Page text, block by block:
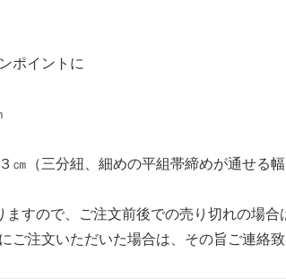
ポイントに
分紐、細めの平組帯締めが通せる幅に
すので、ご注文前後での売り切れの場合
ご注文いただいた場合は、その旨ご連絡致